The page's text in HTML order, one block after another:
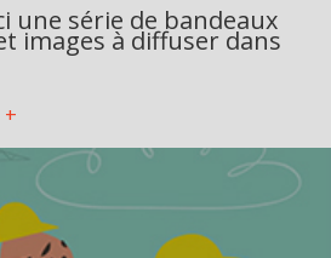
une série de bandeaux
images à diffuser dans
+